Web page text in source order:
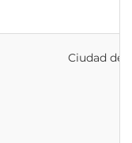
Ciudad de